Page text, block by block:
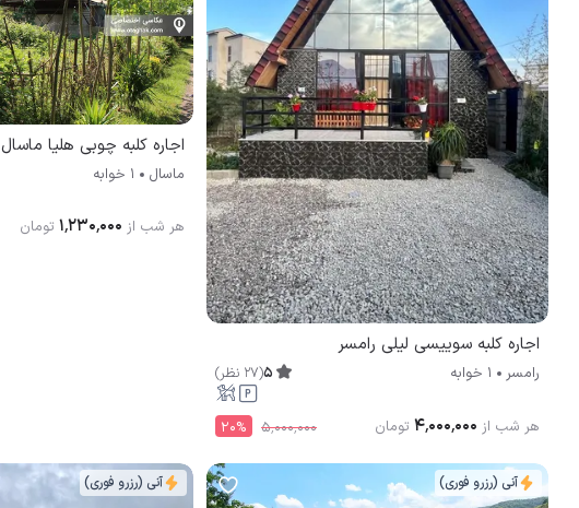
اجاره کلبه سوییسی لیلی رامسر
رامسر 1 خوابه 5
(
27 نظر)
۵٬۰۰۰٬۰۰۰ 20% هر شب از ۴٬۰۰۰٬۰۰۰ تومان
اجاره کلبه چوبی هلیا ماسال
ماسال 1 خوابه
هر شب از ۱٬۲۳۰٬۰۰۰ تومان
آنی (رزرو فوری) آنی (رزرو فوری)